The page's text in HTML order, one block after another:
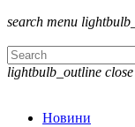
search menu
lightbulb_outline close
Новини